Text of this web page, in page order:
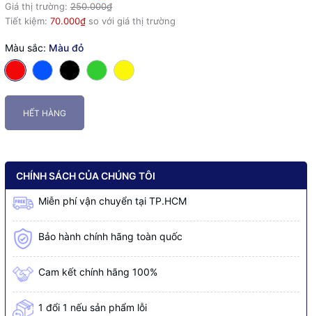
Giá thị trường: 250.000₫
Tiết kiệm: 70.000₫ so với giá thị trường
Màu sắc: Màu đỏ
HẾT HÀNG
CHÍNH SÁCH CỦA CHÚNG TÔI
Miễn phí vận chuyển tại TP.HCM
Bảo hành chính hãng toàn quốc
Cam kết chính hãng 100%
1 đổi 1 nếu sản phẩm lỗi